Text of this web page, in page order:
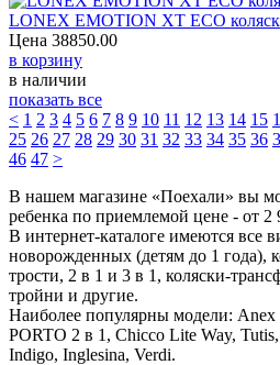
LONEX EMOTION XT ECO
Цена 38850.00
в корзину
в наличии
показать все
< 1 2 3 4 5 6 7 8 9 10 11 12 13 14 15
25 26 27 28 29 30 31 32 33 34 35 36
46 47 >
В нашем магазине «Поехали» вы
ребенка по приемлемой цене - от 2
В интернет-каталоге имеются все
новорожденных (детям до 1 года),
трости, 2 в 1 и 3 в 1, коляски-
тройни и другие.
Наиболее популярны модели: Anex
PORTO 2 в 1, Chicco Lite Way,
Indigo, Inglesina, Verdi.